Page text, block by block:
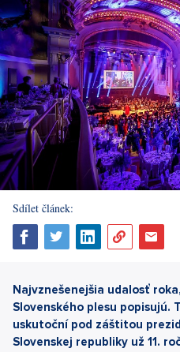
Sdílet článek:
Najvznešenejšia udalosť
Slovenského plesu popisujú.
uskutoční pod záštitou
Slovenskej republiky už 11.